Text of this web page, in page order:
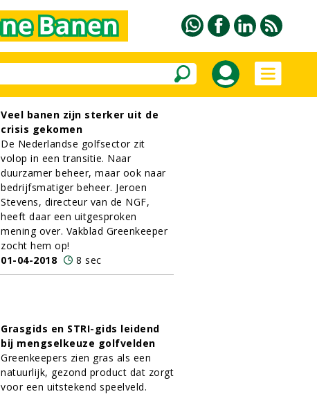
Veel banen zijn sterker uit de
crisis gekomen
De Nederlandse golfsector zit
volop in een transitie. Naar
duurzamer beheer, maar ook naar
bedrijfsmatiger beheer. Jeroen
Stevens, directeur van de NGF,
heeft daar een uitgesproken
mening over. Vakblad Greenkeeper
zocht hem op!
01-04-2018
8 sec
Grasgids en STRI-gids leidend
bij mengselkeuze golfvelden
Greenkeepers zien gras als een
natuurlijk, gezond product dat zorgt
voor een uitstekend speelveld.